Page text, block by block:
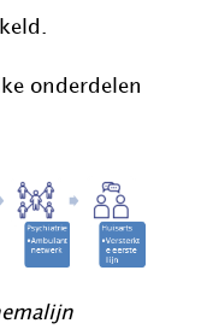
onderdelen